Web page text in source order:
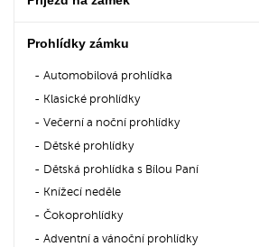
Prohlídky zámku
Automobilová prohlídka
Klasické prohlídky
Večerní a noční prohlídky
Dětské prohlídky
Dětská prohlídka s Bílou Paní
Knížecí neděle
Čokoprohlídky
Adventní a vánoční prohlídky